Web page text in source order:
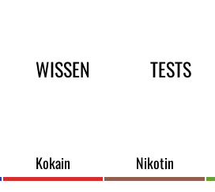
WISSEN TESTS
Kokain Nikotin